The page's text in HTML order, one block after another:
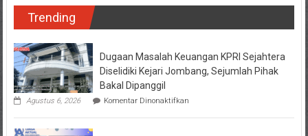
Trending
Dugaan Masalah Keuangan KPRI Sejahtera
Diselidiki Kejari Jombang, Sejumlah Pihak
Bakal Dipanggil
Agustus 6, 2026 Komentar Dinonaktifkanpada
Masalah